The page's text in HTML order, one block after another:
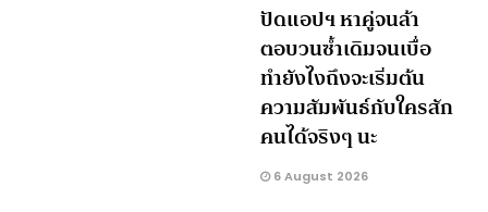
ปัดแอปฯ หาคู่จนล้า
ตอบวนซ้ำเดิมจนเบื่อ
ทำยังไงถึงจะเริ่มต้น
ความสัมพันธ์กับใครสัก
คนได้จริงๆ นะ
6 August 2026